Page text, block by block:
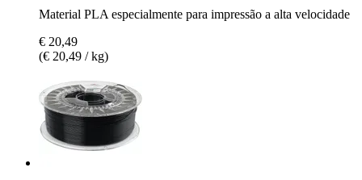
Material PLA especialmente para impressão a alta velocidade
€ 20,49
(€ 20,49 / kg)